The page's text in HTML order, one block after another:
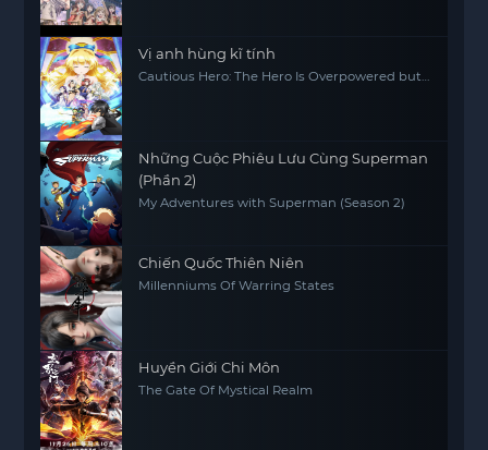
Vị anh hùng kĩ tính
Cautious Hero: The Hero Is Overpowered but
Những Cuộc Phiêu Lưu Cùng Superman
(Phần 2)
My Adventures with Superman (Season 2)
Chiến Quốc Thiên Niên
Millenniums Of Warring States
Huyền Giới Chi Môn
The Gate Of Mystical Realm